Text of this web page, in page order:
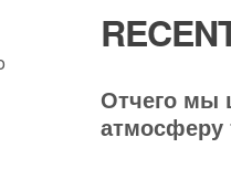
Отчего мы
атмосферу